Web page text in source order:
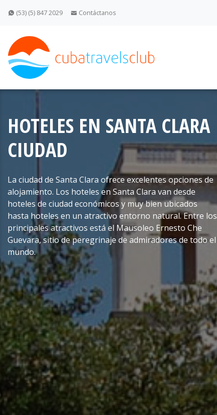
(53) (5) 847 2029 Contáctanos
HOTELES EN SANTA CLARA
CIUDAD
La ciudad de Santa Clara ofrece excelentes opciones de
alojamiento. Los hoteles en Santa Clara van desde
hoteles de ciudad económicos y muy bien ubicados
hasta hoteles en un atractivo entorno natural. Entre los
principales atractivos está el Mausoleo Ernesto Che
Guevara, sitio de peregrinaje de admiradores de todo el
mundo.